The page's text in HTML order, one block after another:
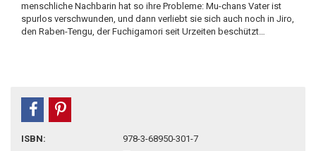
menschliche Nachbarin hat so ihre Probleme: Mu-chans Vater ist
spurlos verschwunden, und dann verliebt sie sich auch noch in Jiro,
den Raben-Tengu, der Fuchigamori seit Urzeiten beschützt…
teilen
ISBN:
978-3-68950-301-7